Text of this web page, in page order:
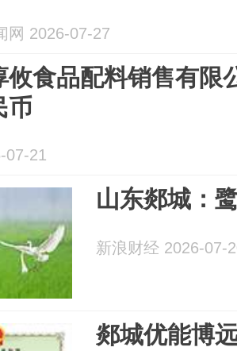
网 2026-07-27
攸食品配料销售有限
币
07-21
山东郯城：
新浪财经 2026-07-
郯城优能博